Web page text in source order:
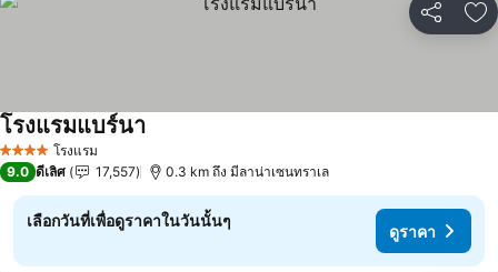
แชร์ เ
4 ดาว โรงแรม
โรงแรมแบร์นาดูราคา
9.0 ดีเลิศ 17,557 0.3 km ถึง มีลาน่าเซนทราเล
เลือกวันที่เพื่อดูราคาในวันนั้นๆ
ดูราคา